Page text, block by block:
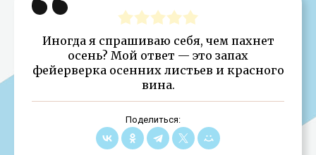
Иногда я спрашиваю себя, чем пахнет
осень? Мой ответ — это запах
фейерверка осенних листьев и красного
вина.
Поделиться: